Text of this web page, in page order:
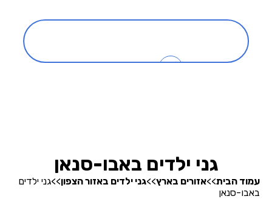
גני ילדים באבו-סנאן
עמוד הבית>>אזורים בארץ>>גני ילדים באזור הצפון>>גני ילדים
באבו-סנאן